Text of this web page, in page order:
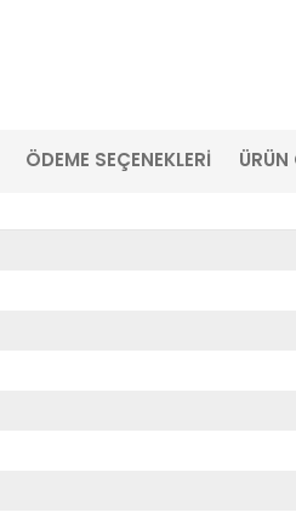
ÖDEME SEÇENEKLERI ÜRÜN